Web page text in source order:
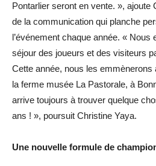
Pontarlier seront en vente. », ajoute
de la communication qui planche
l’événement chaque année. « Nous
séjour des joueurs et des visiteurs
Cette année, nous les emmènerons
la ferme musée La Pastorale, à
arrive toujours à trouver quelque
ans ! », poursuit Christine Yaya.
Une nouvelle formule de